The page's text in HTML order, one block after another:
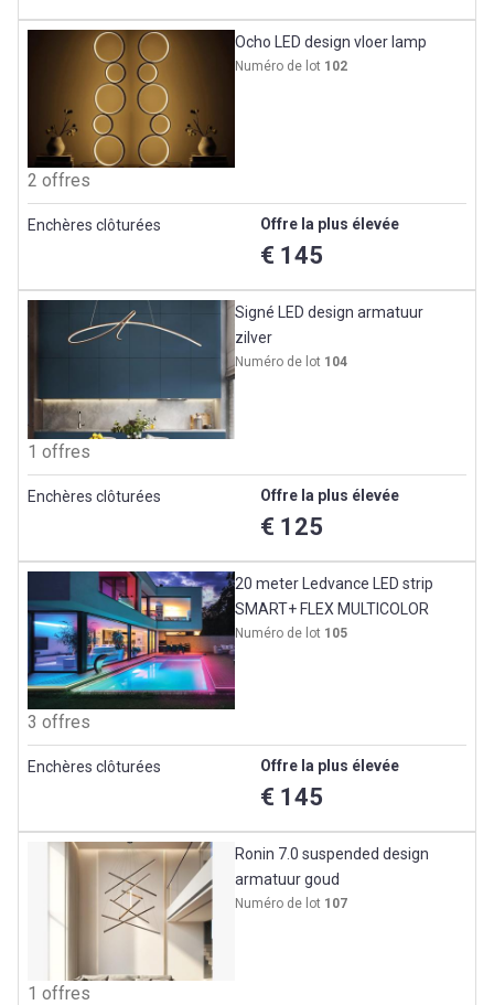
Ocho LED design vloer lamp
Numéro de lot 102
2 offres
Enchères clôturées Offre la plus élevée
€ 145
Signé LED design armatuur
zilver
Numéro de lot 104
1 offres
Enchères clôturées Offre la plus élevée
€ 125
20 meter Ledvance LED strip
SMART+ FLEX MULTICOLOR
Numéro de lot 105
3 offres
Enchères clôturées Offre la plus élevée
€ 145
Ronin 7.0 suspended design
armatuur goud
Numéro de lot 107
1 offres